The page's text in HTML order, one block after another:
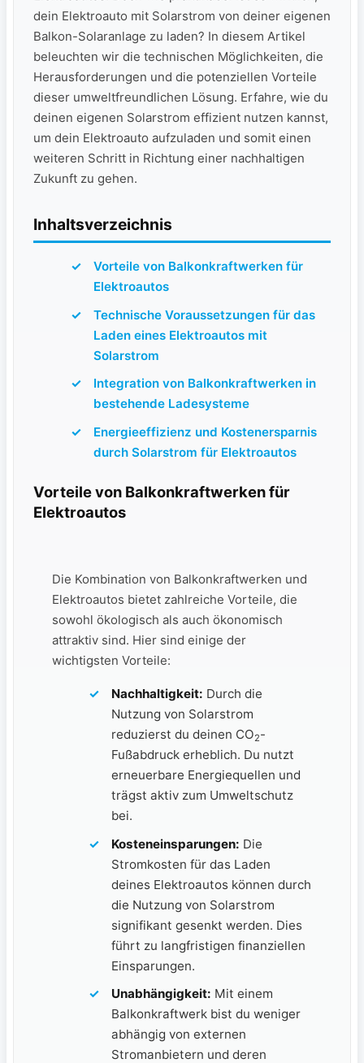
dein​ Elektroauto mit Solarstrom von deiner eigenen
Balkon-Solaranlage zu laden? In diesem Artikel
beleuchten wir die technischen Möglichkeiten, ⁤die‌
Herausforderungen und die ⁣potenziellen Vorteile
dieser umweltfreundlichen Lösung. ​Erfahre,⁢ wie du
deinen ⁤eigenen Solarstrom effizient nutzen kannst,
um dein ⁤Elektroauto ⁣aufzuladen ​und somit einen
weiteren ⁤Schritt in ‌Richtung einer⁣ nachhaltigen
Zukunft zu gehen.
Inhaltsverzeichnis
Vorteile von Balkonkraftwerken ​für
Elektroautos
Technische Voraussetzungen⁣ für das
Laden eines‍ Elektroautos mit
Solarstrom
Integration ‍von Balkonkraftwerken in
bestehende ⁢Ladesysteme
Energieeffizienz⁢ und Kostenersparnis
durch‌ Solarstrom ⁢für ⁤Elektroautos
Vorteile von Balkonkraftwerken für
Elektroautos
Die Kombination von Balkonkraftwerken⁢ und
Elektroautos bietet ‌zahlreiche Vorteile, ‌die
sowohl‍ ökologisch als ⁢auch ‌ökonomisch
‌attraktiv sind. Hier sind einige der​
wichtigsten Vorteile:
Nachhaltigkeit: Durch die​
Nutzung von ‌Solarstrom
reduzierst du ​deinen CO2-
Fußabdruck erheblich. Du ⁣nutzt
‌erneuerbare Energiequellen und
trägst‍ aktiv zum Umweltschutz​
bei.
Kosteneinsparungen: Die
⁤Stromkosten⁢ für‌ das Laden
deines ​Elektroautos können durch
die Nutzung ⁣von Solarstrom
signifikant gesenkt ⁢werden. Dies
führt zu langfristigen finanziellen
Einsparungen.
Unabhängigkeit: Mit einem
Balkonkraftwerk bist du weniger
abhängig von externen ​
Stromanbietern und deren